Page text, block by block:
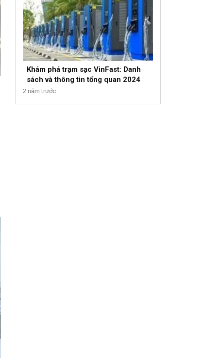
Khám phá trạm sạc VinFast: Danh
sách và thông tin tổng quan 2024
2 năm trước